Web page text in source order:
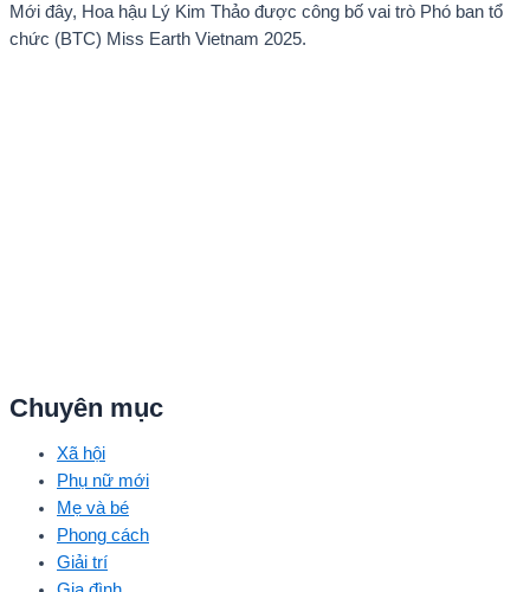
Mới đây, Hoa hậu Lý Kim Thảo được công bố vai trò Phó ban tổ
chức (BTC) Miss Earth Vietnam 2025.
Chuyên mục
Xã hội
Phụ nữ mới
Mẹ và bé
Phong cách
Giải trí